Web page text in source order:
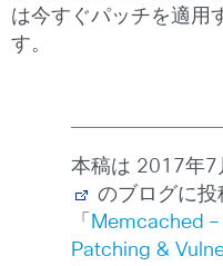
は今すぐパッチを適用
す。
本稿は 2017年7
のブログに投
「 Memcached
Patching &